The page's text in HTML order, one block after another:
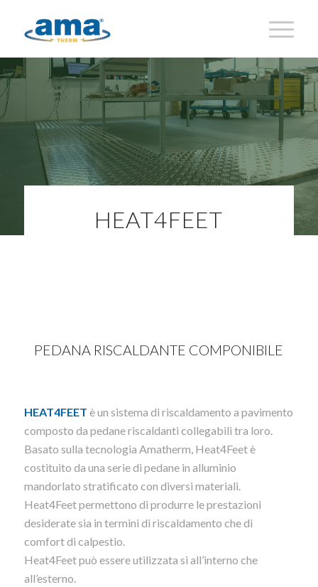
HEAT4FEET
PEDANA RISCALDANTE COMPONIBILE
HEAT4FEET è un sistema di riscaldamento a pavimento
composto da pedane riscaldanti collegabili tra loro.
Basato sulla tecnologia Amatherm, Heat4Feet è
costituito da una serie di pedane in alluminio
mandorlato stratificato con diversi materiali.
Heat4Feet permettono di produrre le prestazioni
desiderate sia in termini di riscaldamento che di
comfort di calpestio.
Heat4Feet può essere utilizzata si all’interno che
all’esterno.